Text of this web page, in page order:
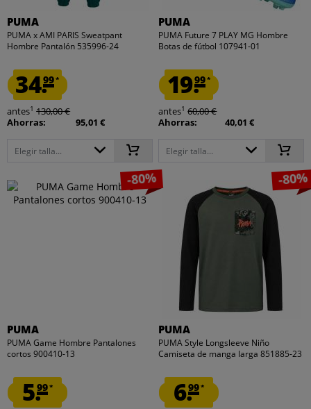
PUMA
PUMA x AMI PARIS Sweatpant
Hombre Pantalón 535996-24
34.99*
antes1 130,00 €
Ahorras:
95,01 €
Elegir talla...
PUMA
PUMA Future 7 PLAY MG Hombre
Botas de fútbol 107941-01
19.99*
antes1 60,00 €
Ahorras:
40,01 €
Elegir talla...
-80%
PUMA
PUMA Game Hombre Pantalones
cortos 900410-13
5.99*
-80%
PUMA
PUMA Style Longsleeve Niño
Camiseta de manga larga 851885-23
6.99*